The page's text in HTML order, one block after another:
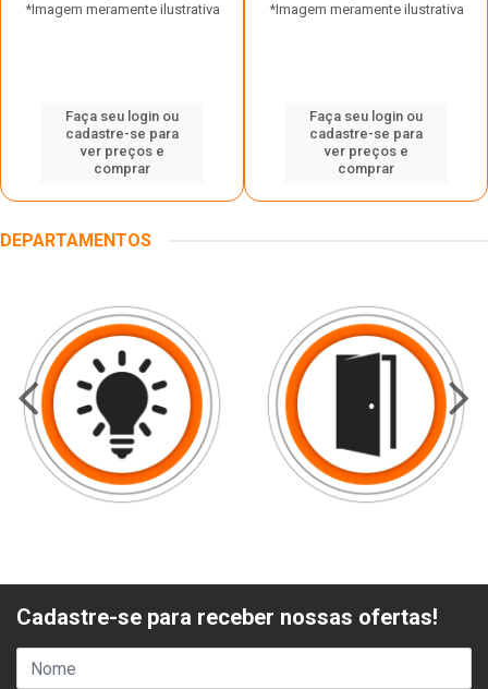
*Imagem meramente ilustrativa
Faça seu login ou
cadastre-se para
ver preços e
comprar
*Imagem meramente ilustrativa
Faça seu login ou
cadastre-se para
ver preços e
comprar
DEPARTAMENTOS
Cadastre-se para receber nossas ofertas!